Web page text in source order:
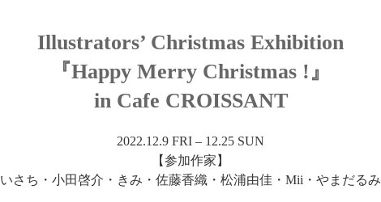
Illustrators’ Christmas Exhibition
『Happy Merry Christmas !』
in Cafe CROISSANT
2022.12.9 FRI – 12.25 SUN
【参加作家】
いさち・小田啓介・きみ・佐藤香織・松浦由佳・Mii・やまだるみ